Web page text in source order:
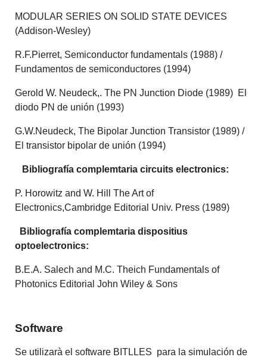
MODULAR SERIES ON SOLID STATE DEVICES
(Addison-Wesley)
R.F.Pierret, Semiconductor fundamentals (1988) /
Fundamentos de semiconductores (1994)
Gerold W. Neudeck,. The PN Junction Diode (1989) El
diodo PN de unión (1993)
G.W.Neudeck, The Bipolar Junction Transistor (1989) /
El transistor bipolar de unión (1994)
Bibliografía complemtaria circuits electronics:
P. Horowitz and W. Hill The Art of
Electronics,Cambridge Editorial Univ. Press (1989)
Bibliografía complemtaria dispositius
optoelectronics:
B.E.A. Salech and M.C. Theich Fundamentals of
Photonics Editorial John Wiley & Sons
Software
Se utilizarà el software BITLLES para la simulación de